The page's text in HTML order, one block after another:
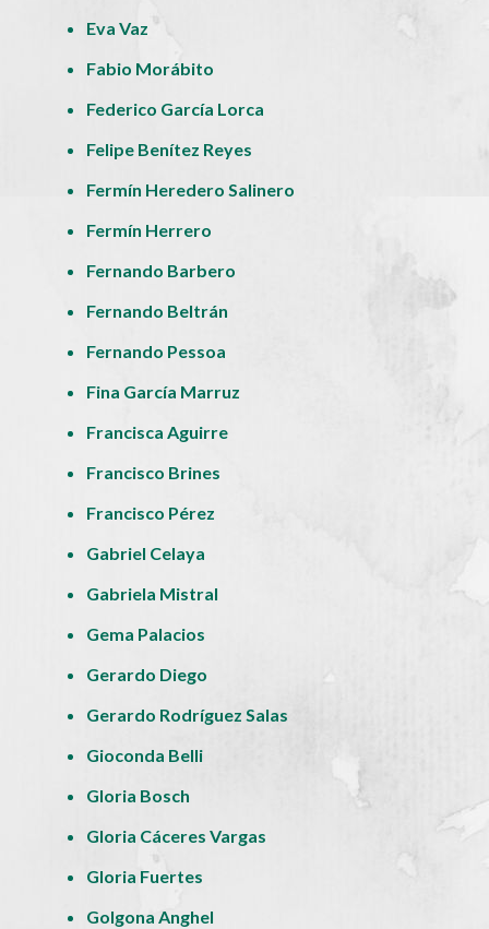
Eva Vaz
Fabio Morábito
Federico García Lorca
Felipe Benítez Reyes
Fermín Heredero Salinero
Fermín Herrero
Fernando Barbero
Fernando Beltrán
Fernando Pessoa
Fina García Marruz
Francisca Aguirre
Francisco Brines
Francisco Pérez
Gabriel Celaya
Gabriela Mistral
Gema Palacios
Gerardo Diego
Gerardo Rodríguez Salas
Gioconda Belli
Gloria Bosch
Gloria Cáceres Vargas
Gloria Fuertes
Golgona Anghel